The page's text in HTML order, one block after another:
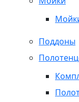
Поддоны